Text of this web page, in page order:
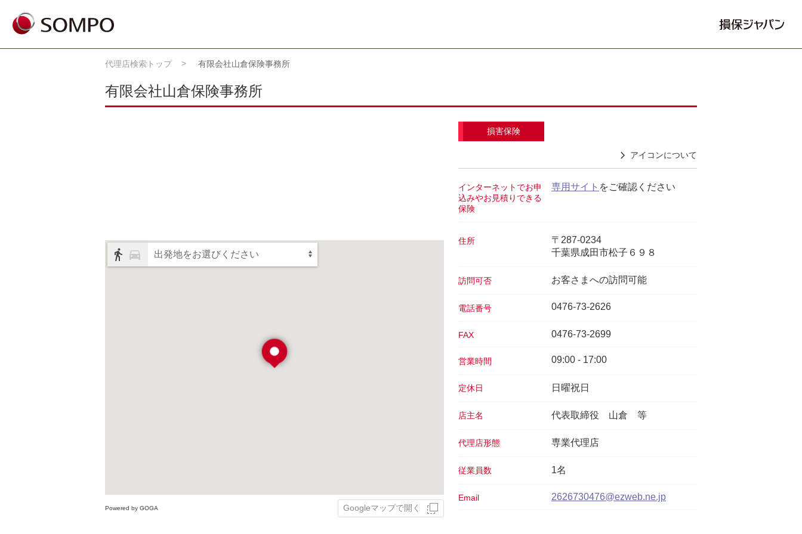
代理店検索トップ 有限会社山倉保険事務所
有限会社山倉保険事務所
損害保険
アイコンについて
インターネットでお申
込みやお見積りできる
保険
専用サイト をご確認ください
住所
〒287-0234
千葉県成田市松子６９８
訪問可否 お客さまへの訪問可能
電話番号 0476-73-2626
FAX 0476-73-2699
営業時間 09:00 - 17:00
定休日 日曜祝日
店主名 代表取締役 山倉 等
代理店形態 専業代理店
従業員数 1名
Email 2626730476@ezweb.ne.jp
出発地をお選びください
Powered by GOGA Googleマップで開く